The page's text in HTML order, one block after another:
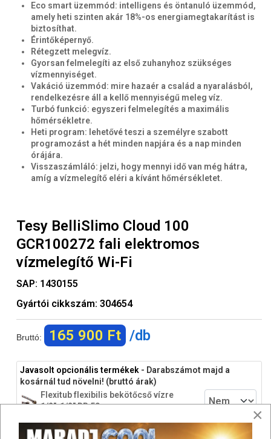
Eco smart üzemmód: intelligens és öntanuló üzemmód,
amely heti szinten akár 18%-os energiamegtakarítást is
biztosíthat.
Érintőképernyő.
Rétegzett melegvíz.
Gyorsan felmelegíti az első zuhanyhoz szükséges
vízmennyiséget.
Vakáció üzemmód: mire hazaér a család a nyaralásból,
rendelkezésre áll a kellő mennyiségű meleg víz.
Turbó funkció: egyszeri felmelegítés a maximális
hőmérsékletre.
Heti program: lehetővé teszi a személyre szabott
programozást a hét minden napjára és a nap minden
órájára.
Visszaszámláló: jelzi, hogy mennyi idő van még hátra,
amíg a vízmelegítő eléri a kívánt hőmérsékletet.
Tesy BelliSlimo Cloud 100
GCR100272 fali elektromos
vízmelegítő Wi-Fi
SAP: 1430155
Gyártói cikkszám: 304654
Bruttó: 165 900 Ft /db
Javasolt opcionális termékek - Darabszámot majd a
kosárnál tud növelni! (bruttó árak)
Flexitub flexibilis bekötőcső vízre
1/2"-1/2" BB 50cm
Itap víznyomáscsökkentő 1/2"
×